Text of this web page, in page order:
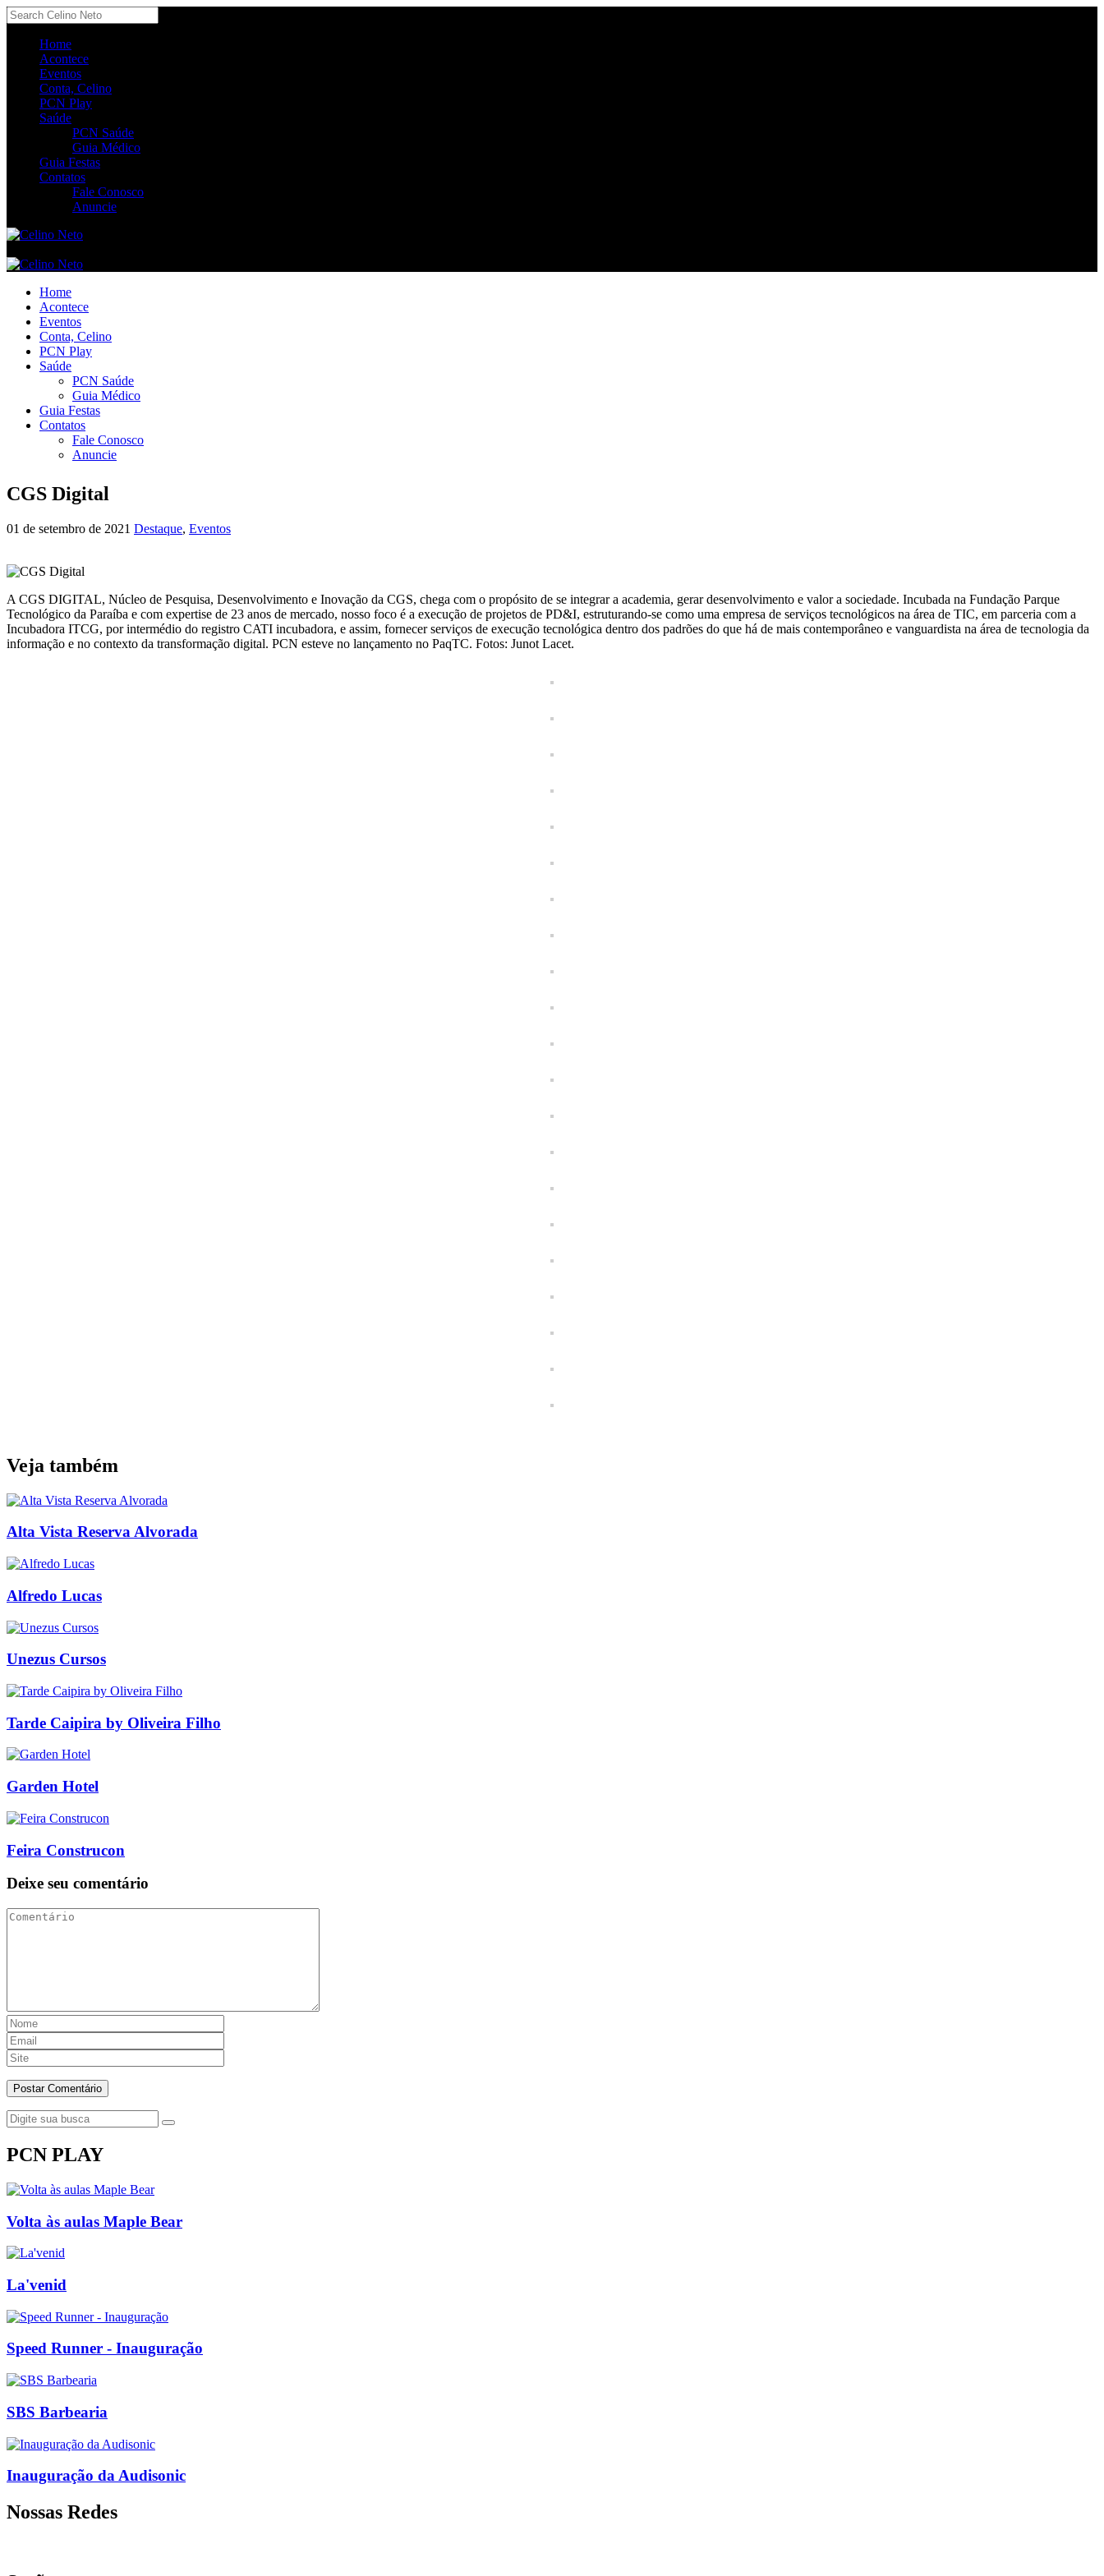
Home
Acontece
Eventos
Conta, Celino
PCN Play
Saúde
PCN Saúde
Guia Médico
Guia Festas
Contatos
Fale Conosco
Anuncie
Home
Acontece
Eventos
Conta, Celino
PCN Play
Saúde
PCN Saúde
Guia Médico
Guia Festas
Contatos
Fale Conosco
Anuncie
CGS Digital
01 de setembro de 2021 Destaque, Eventos
A CGS DIGITAL, Núcleo de Pesquisa, Desenvolvimento e Inovação da CGS, chega com o propósito de se integrar a academia, gerar desenvolvimento e valor a sociedade. Incubada na Fundação Parque
Tecnológico da Paraíba e com expertise de 23 anos de mercado, nosso foco é a execução de projetos de PD&I, estruturando-se como uma empresa de serviços tecnológicos na área de TIC, em parceria com a
Incubadora ITCG, por intermédio do registro CATI incubadora, e assim, fornecer serviços de execução tecnológica dentro dos padrões do que há de mais contemporâneo e vanguardista na área de tecnologia da
informação e no contexto da transformação digital. PCN esteve no lançamento no PaqTC. Fotos: Junot Lacet.
Veja também
Alta Vista Reserva Alvorada
Alfredo Lucas
Unezus Cursos
Tarde Caipira by Oliveira Filho
Garden Hotel
Feira Construcon
Deixe seu comentário
PCN PLAY
Volta às aulas Maple Bear
La'venid
Speed Runner - Inauguração
SBS Barbearia
Inauguração da Audisonic
Nossas Redes